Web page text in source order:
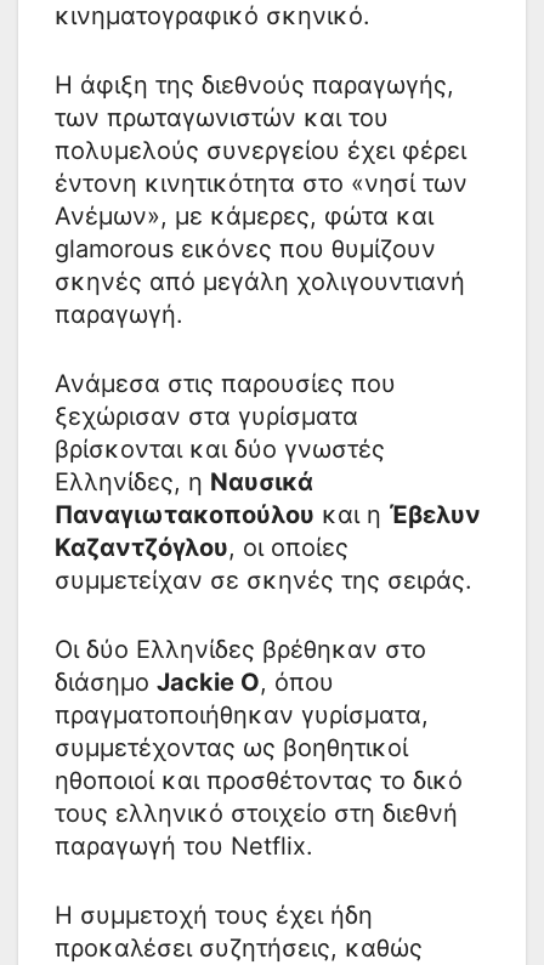
κινηματογραφικό σκηνικό.
Η άφιξη της διεθνούς παραγωγής,
των πρωταγωνιστών και του
πολυμελούς συνεργείου έχει φέρει
έντονη κινητικότητα στο «νησί των
Ανέμων», με κάμερες, φώτα και
glamorous εικόνες που θυμίζουν
σκηνές από μεγάλη χολιγουντιανή
παραγωγή.
Ανάμεσα στις παρουσίες που
ξεχώρισαν στα γυρίσματα
βρίσκονται και δύο γνωστές
Ελληνίδες, η Ναυσικά
Παναγιωτακοπούλου και η Έβελυν
Καζαντζόγλου, οι οποίες
συμμετείχαν σε σκηνές της σειράς.
Οι δύο Ελληνίδες βρέθηκαν στο
διάσημο Jackie O, όπου
πραγματοποιήθηκαν γυρίσματα,
συμμετέχοντας ως βοηθητικοί
ηθοποιοί και προσθέτοντας το δικό
τους ελληνικό στοιχείο στη διεθνή
παραγωγή του Netflix.
Η συμμετοχή τους έχει ήδη
προκαλέσει συζητήσεις, καθώς